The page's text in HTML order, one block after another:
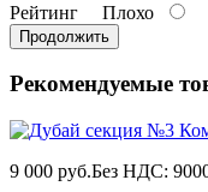
Рейтинг Плохо
Продолжить
Рекомендуемые
9 000 руб.Без НДС: